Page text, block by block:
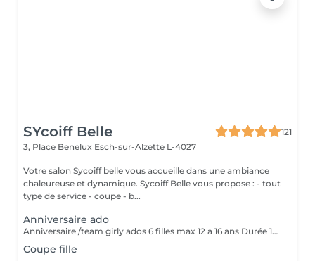
SYcoiff Belle
121
3, Place Benelux Esch-sur-Alzette L-4027
Votre salon Sycoiff belle vous accueille dans une ambiance
chaleureuse et dynamique. Sycoiff Belle vous propose : - tout
type de service - coupe - b...
Anniversaire ado
Anniversaire /team girly ados 6 filles max 12 a 16 ans Durée 1h30 Prix pour le groupe 229 euros coiffage brushing plus travaillé vernis à ongle ambiance girly musique et wifi Option sont un plus pour ajouter des paillettes et du fun
Coupe fille